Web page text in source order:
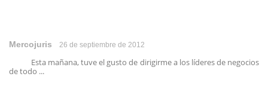
Mercojuris 26 de septiembre de 2012
Esta mañana, tuve el gusto de dirigirme a los líderes de negocios
de todo ...